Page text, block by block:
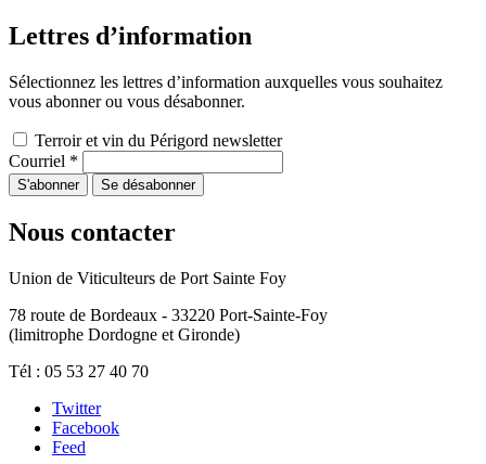
Lettres d’information
Sélectionnez les lettres d’information auxquelles vous souhaitez
vous abonner ou vous désabonner.
Terroir et vin du Périgord newsletter
Courriel *
Nous contacter
Union de Viticulteurs de Port Sainte Foy
78 route de Bordeaux - 33220 Port-Sainte-Foy
(limitrophe Dordogne et Gironde)
Tél : 05 53 27 40 70
Twitter
Facebook
Feed